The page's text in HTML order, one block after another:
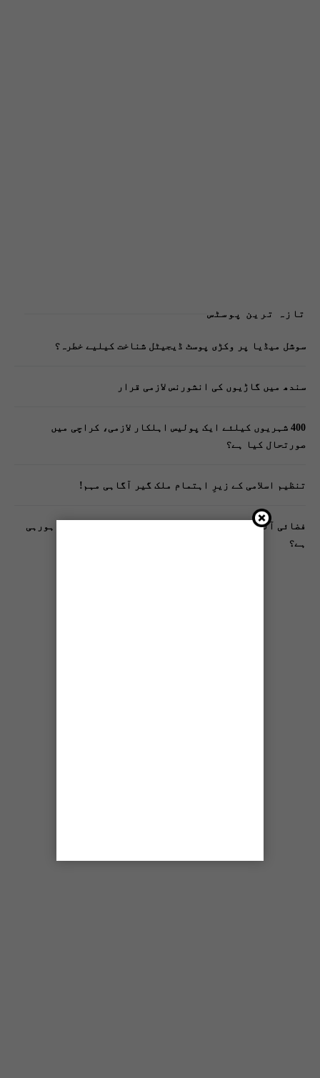
تازہ ترین پوسٹس
سوشل میڈیا پر وکڑی پوسٹ ڈیجیٹل شناخت کیلیے خطرہ؟
سندھ میں گاڑیوں کی انشورنس لازمی قرار
400 شہریوں کیلئے ایک پولیس اہلکار لازمی، کراچی میں
صورتحال کیا ہے؟
تنظیم اسلامی کے زیرِ اہتمام ملک گیر آگاہی مہم!
فضائی آلودگی انسانی دماغ کیلیے کیسے خطرناک ثابت ہورہی
ہے؟